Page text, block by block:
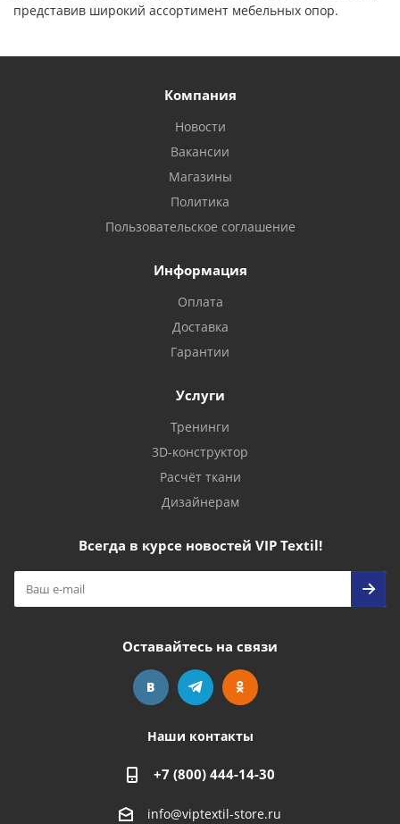
представив широкий ассортимент мебельных опор.
Компания
Новости
Вакансии
Магазины
Политика
Пользовательское соглашение
Информация
Оплата
Доставка
Гарантии
Услуги
Тренинги
3D-конструктор
Расчёт ткани
Дизайнерам
Всегда в курсе новостей VIP Textil!
Оставайтесь на связи
Наши контакты
+7 (800) 444-14-30
info@viptextil-store.ru